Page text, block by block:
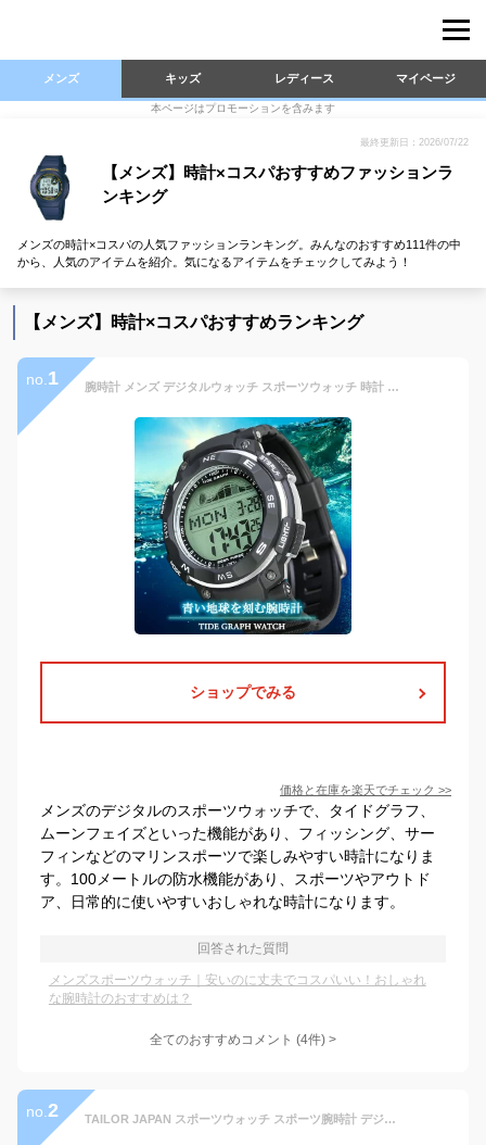
メンズ キッズ レディース マイページ
本ページはプロモーションを含みます
最終更新日：2026/07/22
【メンズ】時計×コスパおすすめファッションラ
ンキング
メンズの時計×コスパの人気ファッションランキング。みんなのおすすめ111件の中
から、人気のアイテムを紹介。気になるアイテムをチェックしてみよう！
【メンズ】時計×コスパおすすめランキング
no. 1 腕時計 メンズ デジタルウォッチ スポーツウォッチ 時計 タイドグラフ ムーンフェイズ 満潮/干潮 月齢 釣り フィッシング サーフィン マリンスポーツ 男性用 100m防水 ブランド：ラドウェザー LAD WEATHER タイドグラフマスター
ショップでみる
価格と在庫を楽天でチェック >>
メンズのデジタルのスポーツウォッチで、タイドグラフ、
ムーンフェイズといった機能があり、フィッシング、サー
フィンなどのマリンスポーツで楽しみやすい時計になりま
す。100メートルの防水機能があり、スポーツやアウトド
ア、日常的に使いやすいおしゃれな時計になります。
回答された質問
メンズスポーツウォッチ｜安いのに丈夫でコスパいい！おしゃれ
な腕時計のおすすめは？
全てのおすすめコメント (4件) >
no. 2 TAILOR JAPAN スポーツウォッチ スポーツ腕時計 デジタルウォッチ デジタル腕時計 メンズ レディース 腕時計 スポーツ ストップウォッチ 防水機能 文字が大きくて見やすい ギフト SKMEI